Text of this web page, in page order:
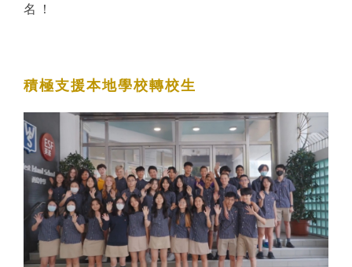
名！
積極支援本地學校轉校生